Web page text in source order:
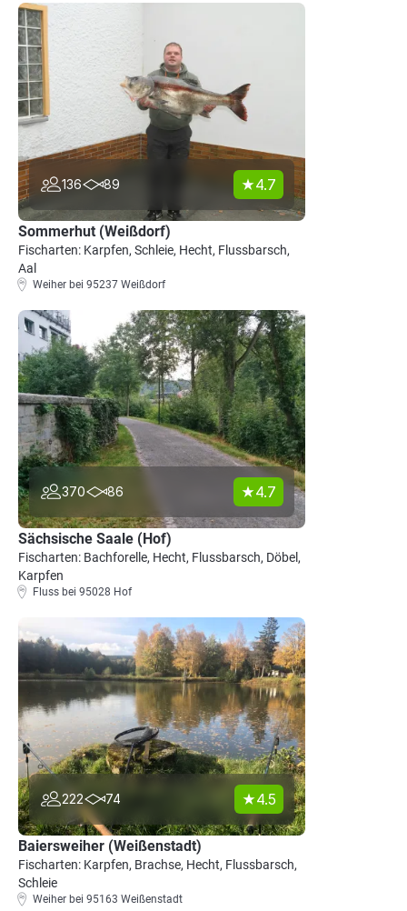
136 89 4.7
Sommerhut (Weißdorf)
Fischarten: Karpfen, Schleie, Hecht, Flussbarsch,
Aal
Weiher bei 95237 Weißdorf
370 86 4.7
Sächsische Saale (Hof)
Fischarten: Bachforelle, Hecht, Flussbarsch, Döbel,
Karpfen
Fluss bei 95028 Hof
222 74 4.5
Baiersweiher (Weißenstadt)
Fischarten: Karpfen, Brachse, Hecht, Flussbarsch,
Schleie
Weiher bei 95163 Weißenstadt